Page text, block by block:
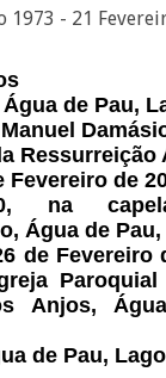
1973 - 21
Água de Pau,
Ressurreição
Fevereiro de
na
Água de Pau,
de Fevereiro
Anjos,
de Pau,